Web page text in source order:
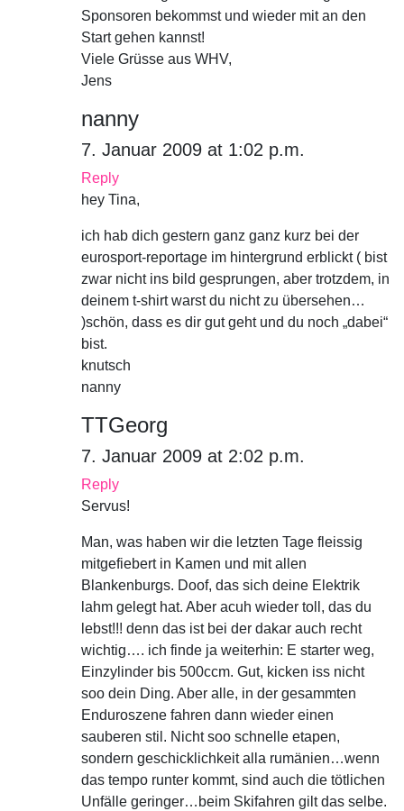
Sponsoren bekommst und wieder mit an den
Start gehen kannst!
Viele Grüsse aus WHV,
Jens
nanny
7. Januar 2009 at 1:02 p.m.
Reply
hey Tina,
ich hab dich gestern ganz ganz kurz bei der
eurosport-reportage im hintergrund erblickt ( bist
zwar nicht ins bild gesprungen, aber trotzdem, in
deinem t-shirt warst du nicht zu übersehen…
)schön, dass es dir gut geht und du noch „dabei“
bist.
knutsch
nanny
TTGeorg
7. Januar 2009 at 2:02 p.m.
Reply
Servus!
Man, was haben wir die letzten Tage fleissig
mitgefiebert in Kamen und mit allen
Blankenburgs. Doof, das sich deine Elektrik
lahm gelegt hat. Aber acuh wieder toll, das du
lebst!!! denn das ist bei der dakar auch recht
wichtig…. ich finde ja weiterhin: E starter weg,
Einzylinder bis 500ccm. Gut, kicken iss nicht
soo dein Ding. Aber alle, in der gesammten
Enduroszene fahren dann wieder einen
sauberen stil. Nicht soo schnelle etapen,
sondern geschicklichkeit alla rumänien…wenn
das tempo runter kommt, sind auch die tötlichen
Unfälle geringer…beim Skifahren gilt das selbe.